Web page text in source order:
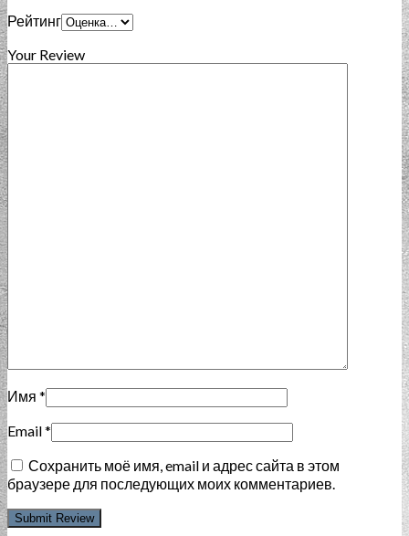
Рейтинг
Your Review
Имя *
Email*
Сохранить моё имя, email и адрес сайта в этом
браузере для последующих моих комментариев.